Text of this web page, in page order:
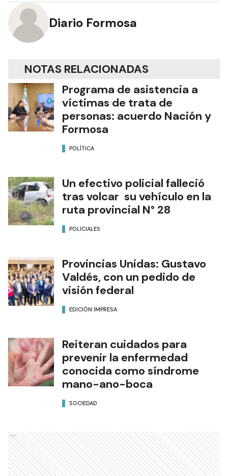
Diario Formosa
NOTAS RELACIONADAS
Programa de asistencia a
víctimas de trata de
personas: acuerdo Nación y
Formosa
POLÍTICA
Un efectivo policial falleció
tras volcar su vehículo en la
ruta provincial N° 28
POLICIALES
Provincias Unidas: Gustavo
Valdés, con un pedido de
visión federal
EDICIÓN IMPRESA
Reiteran cuidados para
prevenir la enfermedad
conocida como síndrome
mano-ano-boca
SOCIEDAD
Ads